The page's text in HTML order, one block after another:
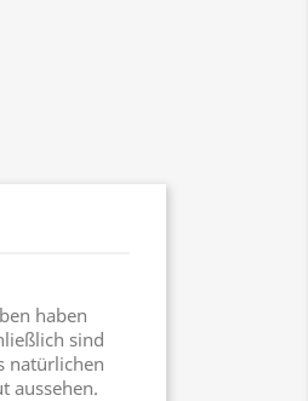
haben
sind
natürlichen
aussehen.